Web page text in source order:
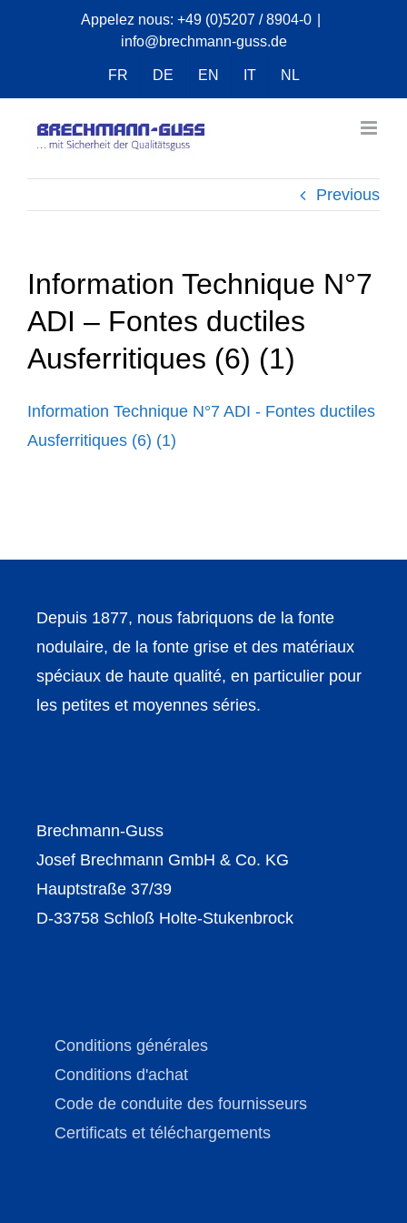
Appelez nous: +49 (0)5207 / 8904-0
info@brechmann-guss.de
FR DE EN IT NL
Previous
Information Technique N°7
ADI – Fontes ductiles
Ausferritiques (6) (1)
Information Technique N°7 ADI - Fontes ductiles
Ausferritiques (6) (1)
Depuis 1877, nous fabriquons de la fonte
nodulaire, de la fonte grise et des matériaux
spéciaux de haute qualité, en particulier pour
les petites et moyennes séries.
Brechmann-Guss
Josef Brechmann GmbH & Co. KG
Hauptstraße 37/39
D-33758 Schloß Holte-Stukenbrock
Conditions générales
Conditions d'achat
Code de conduite des fournisseurs
Certificats et téléchargements